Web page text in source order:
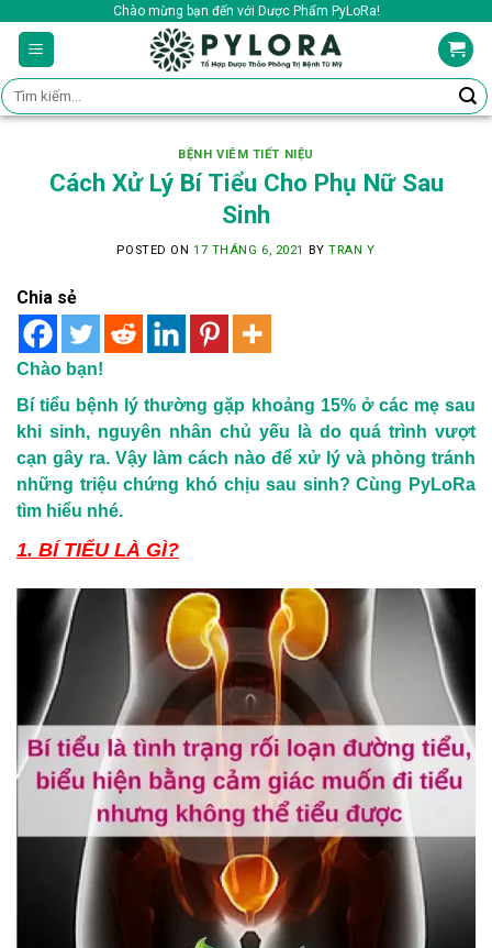
content
Chào mừng bạn đến với Dược Phẩm PyLoRa!
Tìm
kiếm:
BỆNH VIÊM TIẾT NIỆU
Cách Xử Lý Bí Tiểu Cho Phụ Nữ Sau
Sinh
POSTED ON 17 THÁNG 6, 2021 BYTRAN Y
Chia sẻ
Chào bạn!
Bí tiểu bệnh lý thường gặp khoảng 15% ở các mẹ sau
khi sinh, nguyên nhân chủ yếu là do quá trình vượt
cạn gây ra. Vậy làm cách nào để xử lý và phòng tránh
những triệu chứng khó chịu sau sinh? Cùng PyLoRa
tìm hiểu nhé.
1. BÍ TIỂU LÀ GÌ?